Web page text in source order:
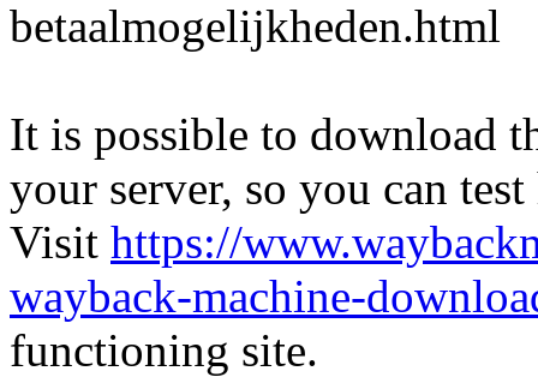
betaalmogelijkheden.html
It is possible to download
your server, so you can
Visit https://
wayback-machine-
functioning site.